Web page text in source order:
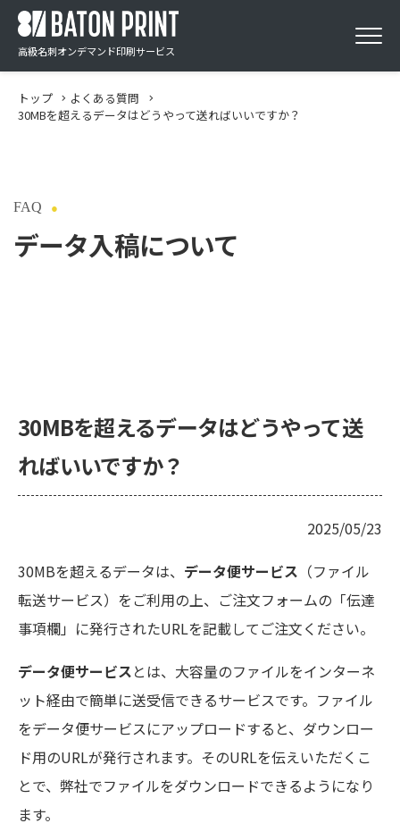
高級名刺オンデマンド印刷サービス
トップ
よくある質問
30MBを超えるデータはどうやって送ればいいですか？
FAQ
データ入稿について
30MBを超えるデータはどうやって送
ればいいですか？
2025/05/23
30MBを超えるデータは、 データ便サービス （ファイル
転送サービス）をご利用の上、ご注文フォームの「伝達
事項欄」に発行されたURLを記載してご注文ください。
データ便サービスとは、大容量のファイルをインターネ
ット経由で簡単に送受信できるサービスです。ファイル
をデータ便サービスにアップロードすると、ダウンロー
ド用のURLが発行されます。そのURLを伝えいただくこ
とで、弊社でファイルをダウンロードできるようになり
ます。